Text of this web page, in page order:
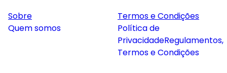
Sobre
Quem somos
Termos e Condições
Política de
PrivacidadeRegulamentos,
Termos e Condições